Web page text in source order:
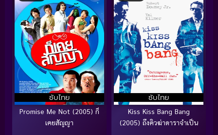
ซับไทย
Promise Me Not (2005) ก็
เคยสัญญา
ซับไทย
Kiss Kiss Bang Bang
(2005) ถึงคิวฆ่าดาราจำเป็น